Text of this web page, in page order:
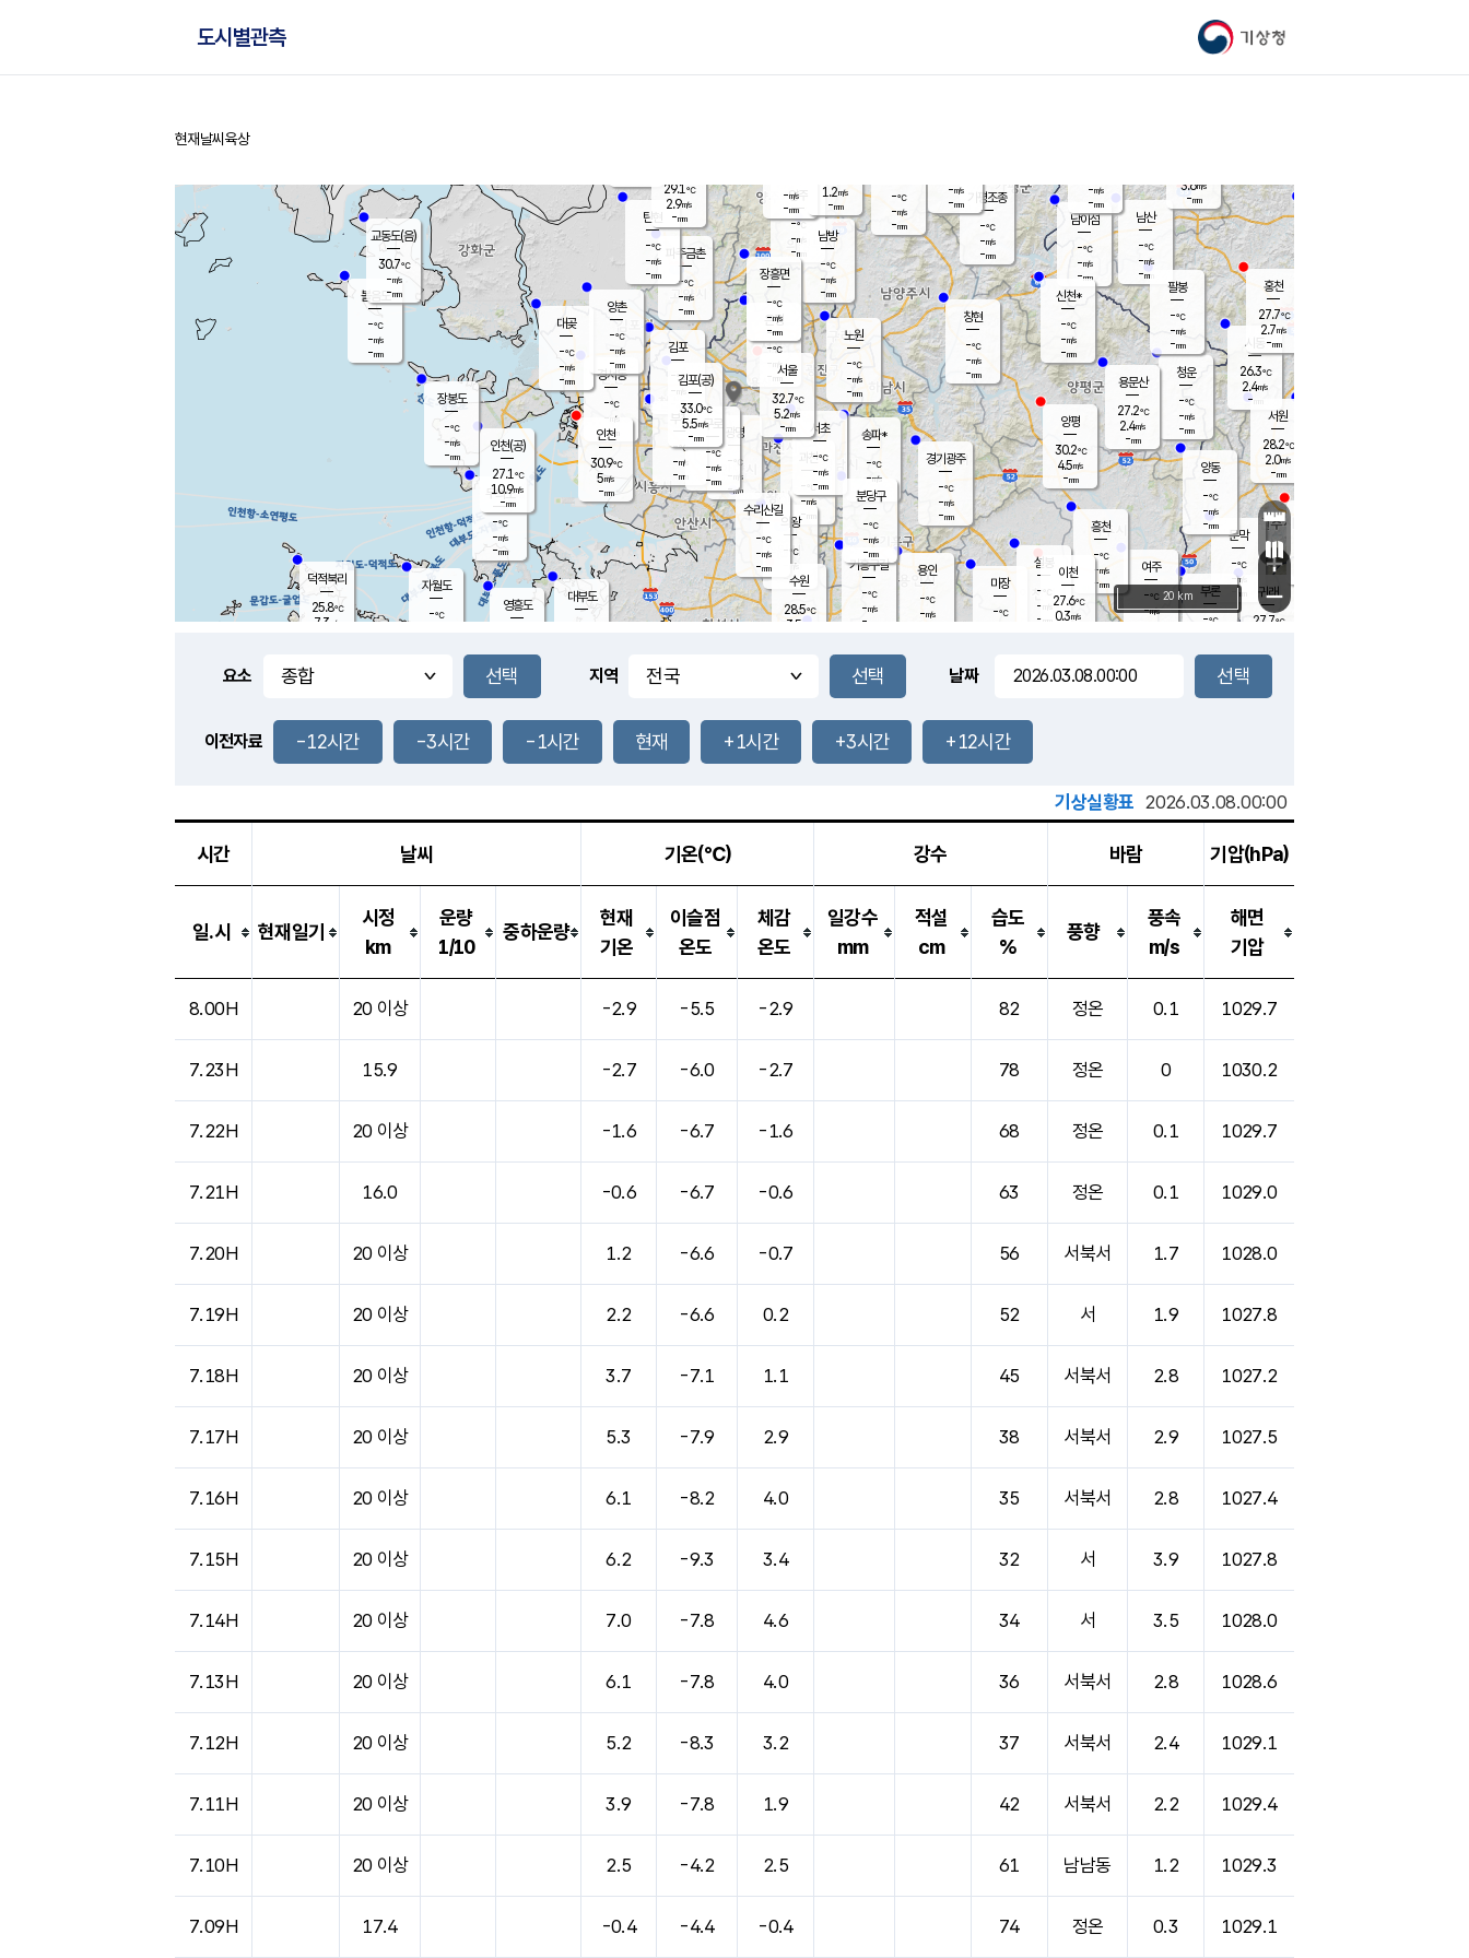
기상청
도시별관측
홈
현재날씨 육상
풍도
-m/s
문막
-℃
-m/s
mm
남이섬
-℃
-m/s
-mm
무의도
-℃
-m/s
-mm
영흥도
볼음도
-℃
-m/s
-mm
자월도
-℃
양주
-℃
-m/s
-mm
부론
-℃
과천
- ℃
-m/s
- mm
남산
-℃
-m/s
-mm
장봉도
-℃
-m/s
-mm
-mm
청운
-℃
-m/s
-mm
팔봉
-℃
-m/s
-mm
-mm
용인
-℃
-m/s
여주
-℃
-m/s
양동
-℃
-m/s
-mm
경기광주
-℃
-m/s
-mm
장호원
-m/s
-mm
℃
대부도
-
경서동
-℃
- m/s
-mm
파주금촌
-℃
-m/s
-mm
가평조종
-℃
-m/s
-mm
-℃
-m/s
-mm
대곶
-℃
-m/s
-mm
신천*
-℃
-m/s
-mm
창현
-℃
-m/s
-mm
탄현
-℃
-m/s
-mm
-m/s
-mm
- ℃
- m/s
-mm
흥천
-℃
-m/s
-mm
마장
-℃
의왕
- ℃
m/s
mm
김포
- ℃
-m/s
mm
설봉
-
-m/s
- mm
광명
- ℃
-m/s
-mm
부천
-℃
-m/s
-mm
-mm
양촌
-℃
-m/s
-mm
구로
-℃
-m/s
-mm
은평
-℃
-m/s
- mm
노원
-℃
-m/s
-mm
송파*
-℃
-m/s
-mm
서초
-℃
-m/s
-mm
남방
-℃
-m/s
-mm
기흥구갈
-℃
-m/s
-
수리산길
-℃
-m/s
-mm
분당구
-℃
-m/s
-mm
장흥면
-℃
-m/s
-mm
-m/s
-mm
시동
26.3℃
2.4m/s
- mm
귀래
27.7℃
서원
28.2℃
2.0m/s
-mm
용문산
27.2℃
2.4m/s
-mm
덕적북리
25.8℃
7.3 m/s
인천(공)
27.1℃
10.9m/s
-mm
김포(공)
33.0℃
5.5m/s
-mm
교동도(음)
30.7℃
-m/s
-mm
홍천
27.7℃
2.7m/s
-mm
이천
27.6℃
0.3m/s
양평
30.2℃
4.5m/s
-mm
수원
28.5℃
3.5 m/s
인천
30.9℃
5m/s
-mm
서울
32.7℃
5.2m/s
-mm
3.6m/s
-mm
29.1℃
2.9m/s
-mm
1.2m/s
-mm
+
−
20 km
요소 지역 날짜
이전자료 -12시간 -3시간 -1시간 현재 +1시간 +3시간 +12시간
기상실황표 2026.03.08.00:00
시간 날씨 기온(℃) 강수 바람 기압(hPa)
일.시 현재일기
시정
km
운량
1/10
중하운량
현재
기온
이슬점
온도
체감
온도
일강수
mm
적설
cm
습도
%
풍향
풍속
m/s
해면
기압
8.00H 20 이상 -2.9 -5.5 -2.9 82 정온 0.1 1029.7
7.23H 15.9 -2.7 -6.0 -2.7 78 정온 0 1030.2
7.22H 20 이상 -1.6 -6.7 -1.6 68 정온 0.1 1029.7
7.21H 16.0 -0.6 -6.7 -0.6 63 정온 0.1 1029.0
7.20H 20 이상 1.2 -6.6 -0.7 56 서북서 1.7 1028.0
7.19H 20 이상 2.2 -6.6 0.2 52 서 1.9 1027.8
7.18H 20 이상 3.7 -7.1 1.1 45 서북서 2.8 1027.2
7.17H 20 이상 5.3 -7.9 2.9 38 서북서 2.9 1027.5
7.16H 20 이상 6.1 -8.2 4.0 35 서북서 2.8 1027.4
7.15H 20 이상 6.2 -9.3 3.4 32 서 3.9 1027.8
7.14H 20 이상 7.0 -7.8 4.6 34 서 3.5 1028.0
7.13H 20 이상 6.1 -7.8 4.0 36 서북서 2.8 1028.6
7.12H 20 이상 5.2 -8.3 3.2 37 서북서 2.4 1029.1
7.11H 20 이상 3.9 -7.8 1.9 42 서북서 2.2 1029.4
7.10H 20 이상 2.5 -4.2 2.5 61 남남동 1.2 1029.3
7.09H 17.4 -0.4 -4.4 -0.4 74 정온 0.3 1029.1